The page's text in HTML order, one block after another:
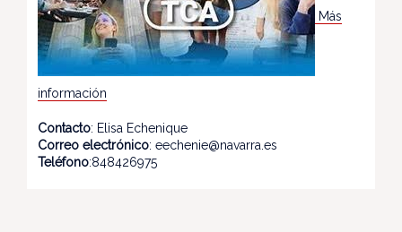
Más
información
Contacto: Elisa Echenique
Correo electrónico: eechenie@navarra.es
Teléfono:848426975